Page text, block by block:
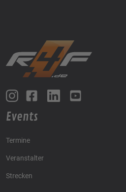
Events
Termine
Veranstalter
Strecken